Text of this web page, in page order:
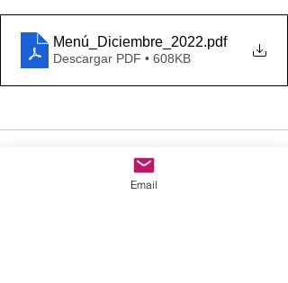
Menú_Diciembre_2022.pdf
Descargar PDF • 608KB
Email